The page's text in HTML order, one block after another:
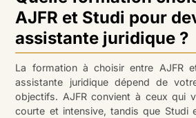
AJFR et Studi pour
assistante juridique ?
La formation à choisir entre AJFR
assistante juridique dépend de
objectifs. AJFR convient à ceux qui
courte et intensive, tandis que Studi